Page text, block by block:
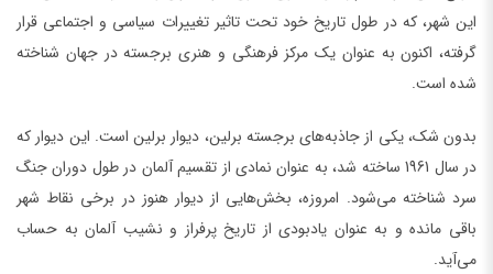
این شهر، که در طول تاریخ خود تحت تاثیر تغییرات سیاسی و اجتماعی قرار
گرفته، اکنون به عنوان یک مرکز فرهنگی و هنری برجسته در جهان شناخته
شده است.
بدون شک، یکی از جاذبه‌های برجسته برلین، دیوار برلین است. این دیوار که
در سال 1961 ساخته شد، به عنوان نمادی از تقسیم آلمان در طول دوران جنگ
سرد شناخته می‌شود. امروزه، بخش‌هایی از دیوار هنوز در برخی نقاط شهر
باقی مانده و به عنوان یادبودی از تاریخ پرفراز و نشیب آلمان به حساب
می‌آید.